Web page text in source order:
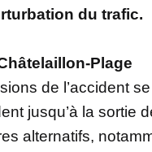
du trafic.
Plage
de l’accident
jusqu’à la
alternatifs,